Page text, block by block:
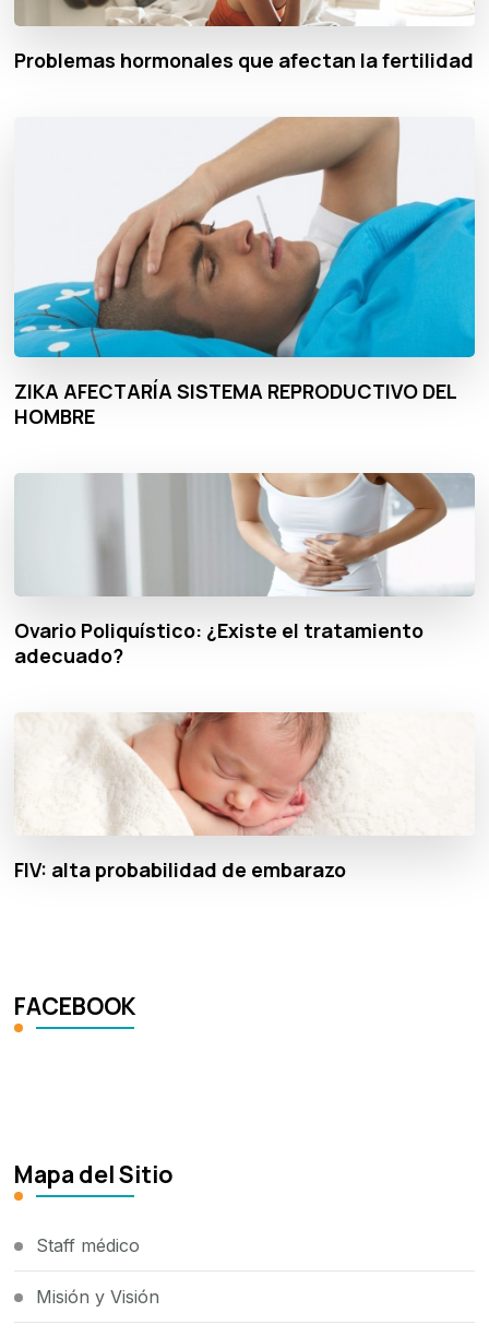
Problemas hormonales que afectan la fertilidad
ZIKA AFECTARÍA SISTEMA REPRODUCTIVO DEL
HOMBRE
Ovario Poliquístico: ¿Existe el tratamiento
adecuado?
FIV: alta probabilidad de embarazo
FACEBOOK
Mapa del Sitio
Staff médico
Misión y Visión